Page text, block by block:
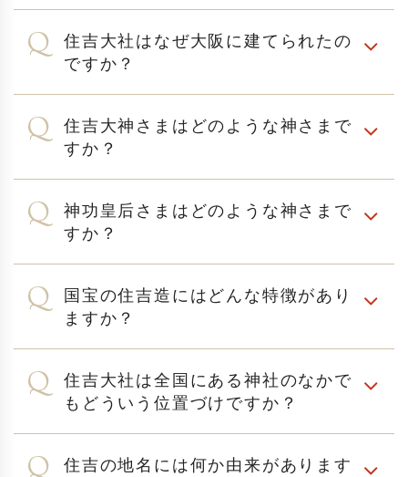
住吉大社はなぜ大阪に建てられたの
ですか？
住吉大神さまはどのような神さまで
すか？
神功皇后さまはどのような神さまで
すか？
国宝の住吉造にはどんな特徴があり
ますか？
住吉大社は全国にある神社のなかで
もどういう位置づけですか？
住吉の地名には何か由来があります